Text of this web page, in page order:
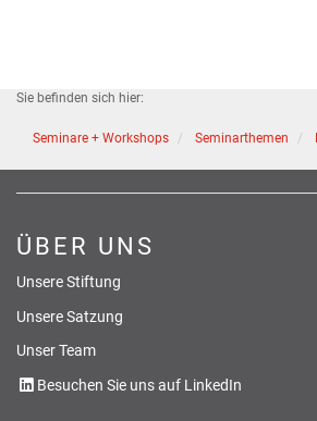
Sie befinden sich hier:
Seminare + Workshops Seminarthemen
ÜBER UNS
Unsere Stiftung
Unsere Satzung
Unser Team
Besuchen Sie uns auf LinkedIn